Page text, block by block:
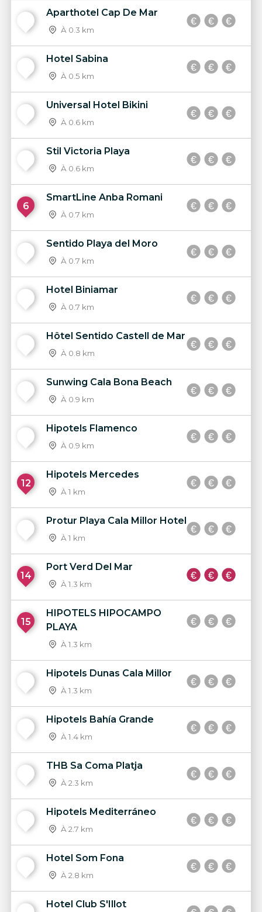
Aparthotel Cap De Mar
À 0.3 km
Hotel Sabina
À 0.5 km
Universal Hotel Bikini
À 0.6 km
Stil Victoria Playa
À 0.6 km
6
SmartLine Anba Romani
À 0.7 km
Sentido Playa del Moro
À 0.7 km
Hotel Biniamar
À 0.7 km
Hôtel Sentido Castell de Mar
À 0.8 km
Sunwing Cala Bona Beach
À 0.9 km
Hipotels Flamenco
À 0.9 km
12
Hipotels Mercedes
À 1 km
Protur Playa Cala Millor Hotel
À 1 km
14
Port Verd Del Mar
À 1.3 km
15
HIPOTELS HIPOCAMPO
PLAYA
À 1.3 km
Hipotels Dunas Cala Millor
À 1.3 km
Hipotels Bahía Grande
À 1.4 km
THB Sa Coma Platja
À 2.3 km
Hipotels Mediterráneo
À 2.7 km
Hotel Som Fona
À 2.8 km
Hotel Club S'Illot